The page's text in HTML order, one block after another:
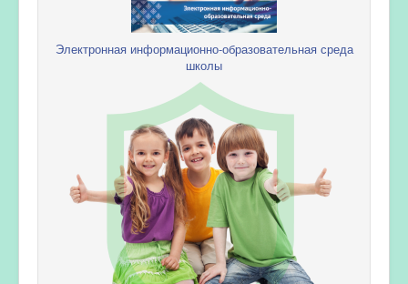
Электронная информационно-образовательная среда
школы